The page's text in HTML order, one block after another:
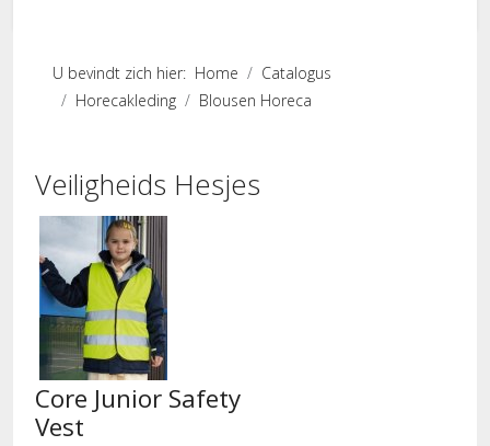
U bevindt zich hier: Home
Catalogus
Horecakleding
Blousen Horeca
Veiligheids Hesjes
Core Junior Safety
Vest